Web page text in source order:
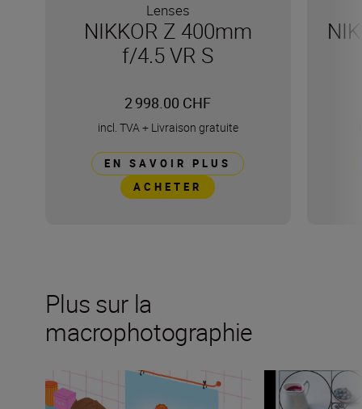
Lenses
NIKKOR Z 400mm
f/4.5 VR S
2 998.00 CHF
incl. TVA+ Livraison gratuite
EN SAVOIR PLUS
ACHETER
Plus sur la
macrophotographie
Lancez-vous dans la macrophotographie à l’aide de la
7 quadrillages